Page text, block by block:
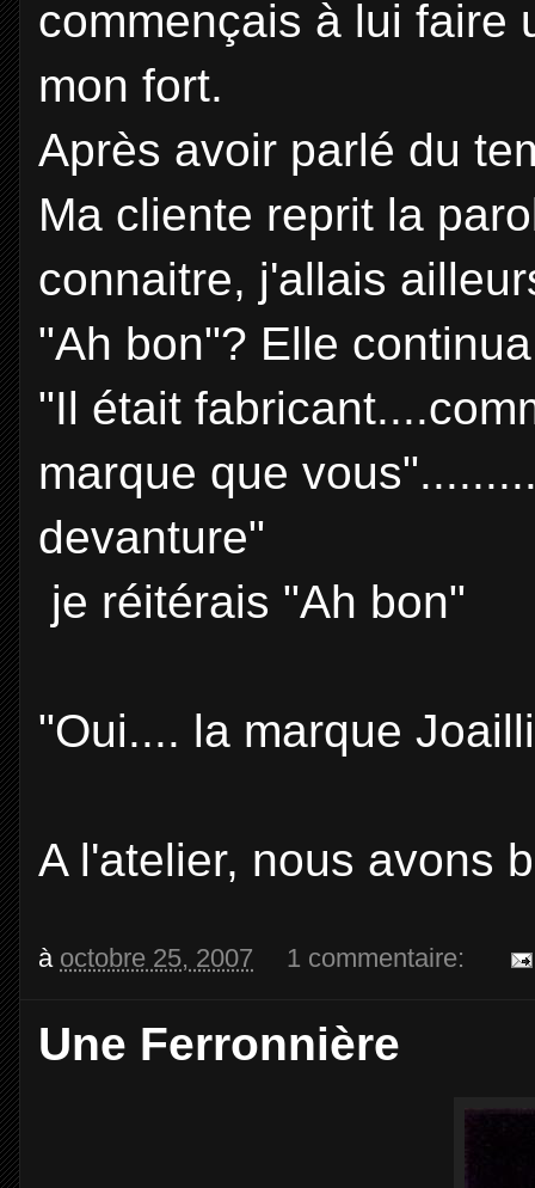
commençais à lui faire
mon fort.
Après avoir parlé du
Ma cliente reprit la
connaitre, j'allais
"Ah bon"? Elle
"Il était
marque que
devanture"
je réitérais "Ah bon"
"Oui.... la marque
A l'atelier, nous avons
à octobre 25, 2007 1 commentaire:
Une Ferronnière